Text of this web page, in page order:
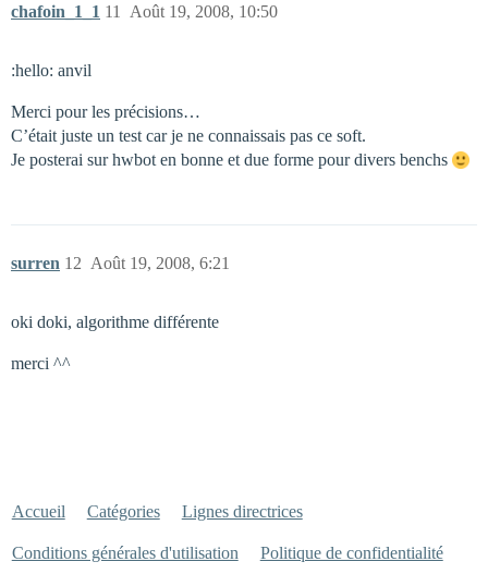
chafoin_1_1 Août 19, 2008, 10:50
11
:hello: anvil
Merci pour les précisions…
C’était juste un test car je ne connaissais pas ce soft.
Je posterai sur hwbot en bonne et due forme pour divers benchs
surren Août 19, 2008, 6:21
12
oki doki, algorithme différente
merci ^^
Accueil Catégories Lignes directrices
Conditions générales d'utilisation Politique de confidentialité